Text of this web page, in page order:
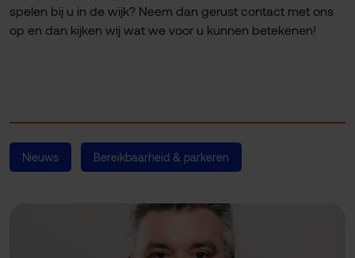
spelen bij u in de wijk? Neem dan gerust contact met ons
op en dan kijken wij wat we voor u kunnen betekenen!
Nieuws Bereikbaarheid & parkeren